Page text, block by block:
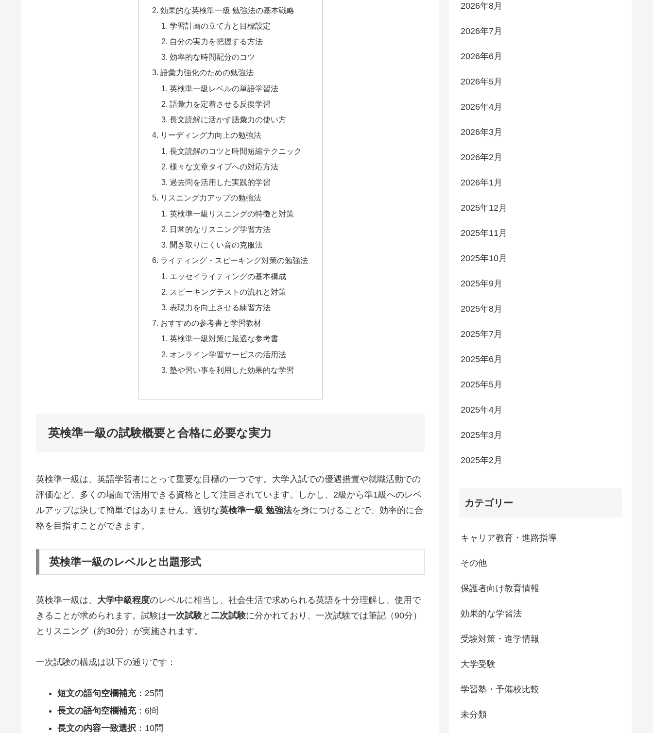
効果的な英検準一級 勉強法の基本戦略
学習計画の立て方と目標設定
自分の実力を把握する方法
効率的な時間配分のコツ
語彙力強化のための勉強法
英検準一級レベルの単語学習法
語彙力を定着させる反復学習
長文読解に活かす語彙力の使い方
リーディング力向上の勉強法
長文読解のコツと時間短縮テクニック
様々な文章タイプへの対応方法
過去問を活用した実践的学習
リスニング力アップの勉強法
英検準一級リスニングの特徴と対策
日常的なリスニング学習方法
聞き取りにくい音の克服法
ライティング・スピーキング対策の勉強法
エッセイライティングの基本構成
スピーキングテストの流れと対策
表現力を向上させる練習方法
おすすめの参考書と学習教材
英検準一級対策に最適な参考書
オンライン学習サービスの活用法
塾や習い事を利用した効果的な学習
英検準一級の試験概要と合格に必要な実力
英検準一級は、英語学習者にとって重要な目標の一つです。大学入試での優遇措置や就職活動での
評価など、多くの場面で活用できる資格として注目されています。しかし、2級から準1級へのレベ
ルアップは決して簡単ではありません。適切な英検準一級 勉強法を身につけることで、効率的に合
格を目指すことができます。
英検準一級のレベルと出題形式
英検準一級は、 大学中級程度のレベルに相当し、社会生活で求められる英語を十分理解し、使用で
きることが求められます。試験は一次試験と 二次試験に分かれており、一次試験では筆記（90分）
とリスニング（約30分）が実施されます。
一次試験の構成は以下の通りです：
短文の語句空欄補充：25問
長文の語句空欄補充：6問
長文の内容一致選択 ：10問
2026年8月
2026年7月
2026年6月
2026年5月
2026年4月
2026年3月
2026年2月
2026年1月
2025年12月
2025年11月
2025年10月
2025年9月
2025年8月
2025年7月
2025年6月
2025年5月
2025年4月
2025年3月
2025年2月
カテゴリー
キャリア教育・進路指導
その他
保護者向け教育情報
効果的な学習法
受験対策・進学情報
大学受験
学習塾・予備校比較
未分類